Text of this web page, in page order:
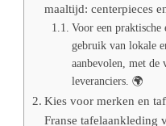
maaltijd: centerpieces
Voor een praktische
gebruik van lokale
aanbevolen, met
leveranciers. 🌍
Kies voor merken en
Franse tafelaankleding